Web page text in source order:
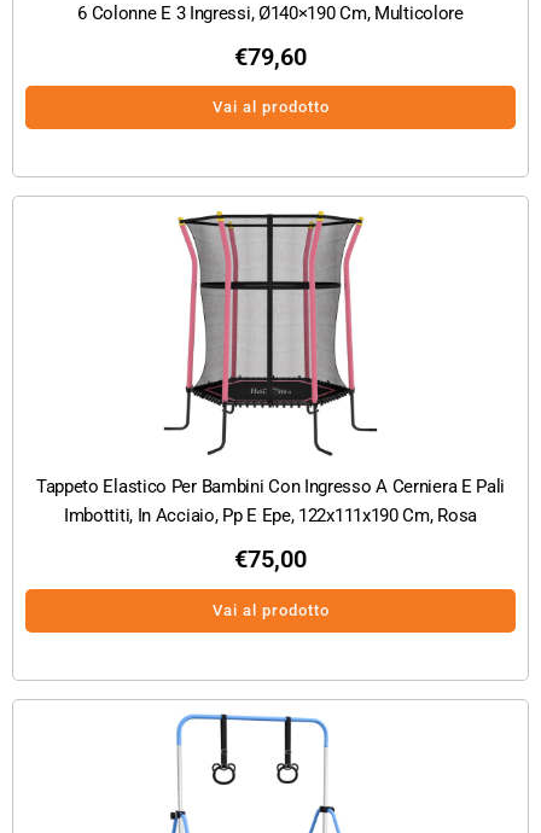
6 Colonne E 3 Ingressi, Ø140×190 Cm, Multicolore
€79,60
Vai al prodotto
Tappeto Elastico Per Bambini Con Ingresso A Cerniera E Pali
Imbottiti, In Acciaio, Pp E Epe, 122x111x190 Cm, Rosa
€75,00
Vai al prodotto